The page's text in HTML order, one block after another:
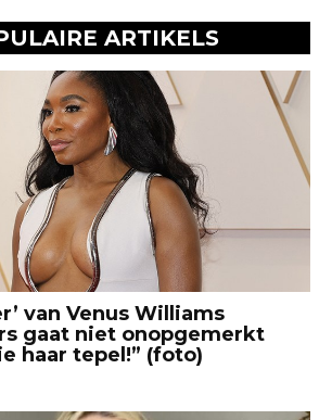
ARTIKELS
van Venus Williams
gaat niet onopgemerkt
haar tepel!” (foto)